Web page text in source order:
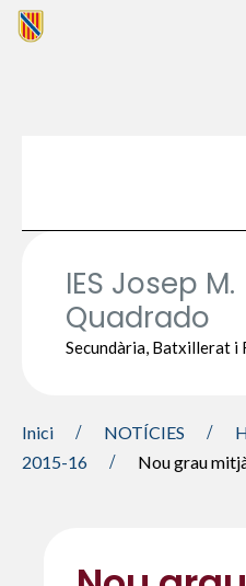
Vés
IES Josep M.
Quadrado
Secundària, Batxillerat i
Inici NOTÍCIES
2015-16
Nou grau